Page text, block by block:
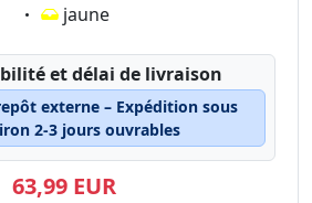
Eigenschaft:
jaune
et délai de livraison
externe – Expédition sous
2-3 jours ouvrables
63,99 EUR